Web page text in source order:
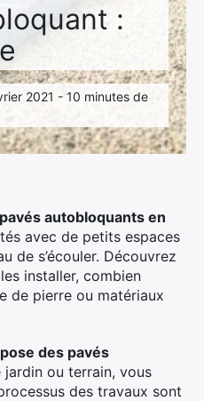
:
2021 - 10 minutes de
pavés autobloquants en
avec de petits espaces
de s’écouler. Découvrez
installer, combien
de pierre ou matériaux
pose des pavés
jardin ou terrain, vous
des travaux sont